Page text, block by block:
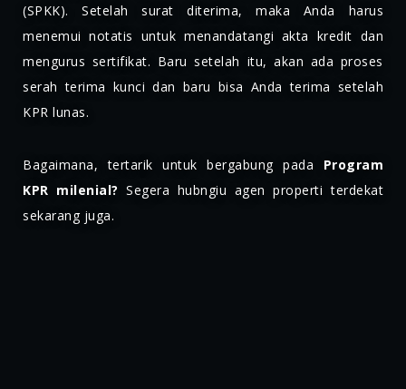
(SPKK). Setelah surat diterima, maka Anda harus
menemui notatis untuk menandatangi akta kredit dan
mengurus sertifikat. Baru setelah itu, akan ada proses
serah terima kunci dan baru bisa Anda terima setelah
KPR lunas.
Bagaimana, tertarik untuk bergabung pada Program
KPR milenial?Segera hubngiu agen properti terdekat
sekarang juga.